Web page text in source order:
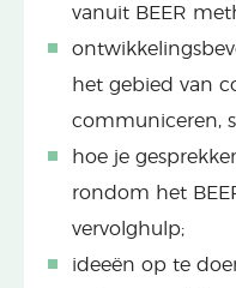
vanuit BEER
het gebied van
communiceren,
hoe je
rondom het
vervolghulp;
ideeën op te